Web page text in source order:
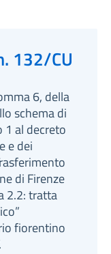
132/CU
6, della
schema di
1 al decreto
e dei
di Firenze
2.2: tratta
fiorentino